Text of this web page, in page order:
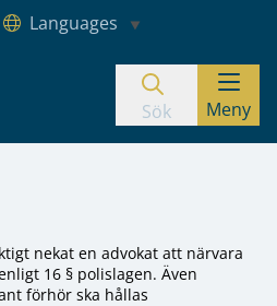
Languages
Sök Meny
nekat en advokat att närvara
16 § polislagen. Även
förhör ska hållas